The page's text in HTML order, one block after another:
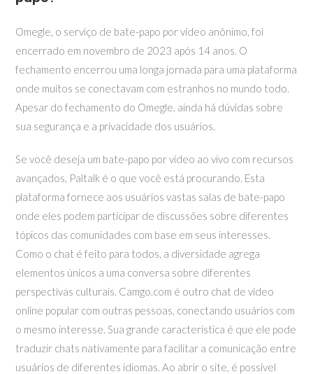
Omegle, o serviço de bate-papo por vídeo anônimo, foi
encerrado em novembro de 2023 após 14 anos. O
fechamento encerrou uma longa jornada para uma plataforma
onde muitos se conectavam com estranhos no mundo todo.
Apesar do fechamento do Omegle, ainda há dúvidas sobre
sua segurança e a privacidade dos usuários.
Se você deseja um bate-papo por vídeo ao vivo com recursos
avançados, Paltalk é o que você está procurando. Esta
plataforma fornece aos usuários vastas salas de bate-papo
onde eles podem participar de discussões sobre diferentes
tópicos das comunidades com base em seus interesses.
Como o chat é feito para todos, a diversidade agrega
elementos únicos a uma conversa sobre diferentes
perspectivas culturais. Camgo.com é outro chat de vídeo
online popular com outras pessoas, conectando usuários com
o mesmo interesse. Sua grande característica é que ele pode
traduzir chats nativamente para facilitar a comunicação entre
usuários de diferentes idiomas. Ao abrir o site, é possível